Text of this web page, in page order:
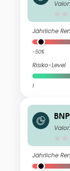
Jährliche
-50%
Risiko-Level
1
Jährliche